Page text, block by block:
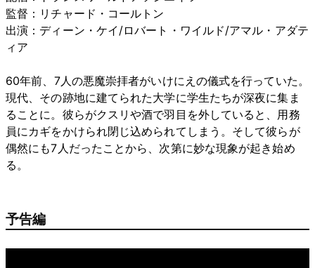
監督：リチャード・コールトン
出演：ディーン・ケイ/ロバート・ワイルド/アマル・アダテ
ィア
60年前、7人の悪魔崇拝者がいけにえの儀式を行っていた。
現代、その跡地に建てられた大学に学生たちが深夜に集ま
ることに。彼らがクスリや酒で羽目を外していると、用務
員にカギをかけられ閉じ込められてしまう。そして彼らが
偶然にも7人だったことから、次第に妙な現象が起き始め
る。
予告編